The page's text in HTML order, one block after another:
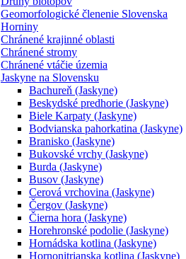
Geomorfologické členenie Slovenska
Horniny
Chránené krajinné oblasti
Chránené stromy
Chránené vtáčie územia
Jaskyne na Slovensku
Bachureň (Jaskyne)
Beskydské predhorie (Jaskyne)
Biele Karpaty (Jaskyne)
Bodvianska pahorkatina (Jaskyne)
Branisko (Jaskyne)
Bukovské vrchy (Jaskyne)
Burda (Jaskyne)
Busov (Jaskyne)
Cerová vrchovina (Jaskyne)
Čergov (Jaskyne)
Čierna hora (Jaskyne)
Horehronské podolie (Jaskyne)
Hornádska kotlina (Jaskyne)
Hornonitrianska kotlina (Jaskyne)